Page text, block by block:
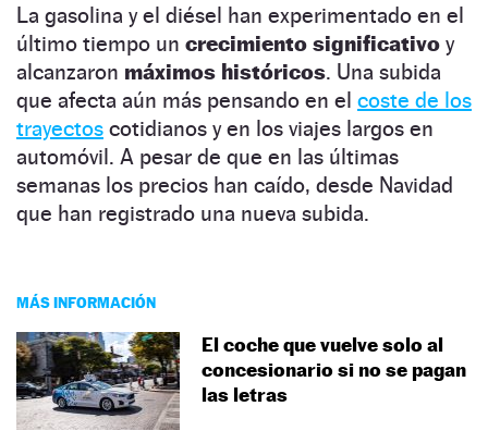
La gasolina y el diésel han experimentado en el
último tiempo un crecimiento significativo y
alcanzaron máximos históricos. Una subida
que afecta aún más pensando en el coste de los
trayectos cotidianos y en los viajes largos en
automóvil. A pesar de que en las últimas
semanas los precios han caído, desde Navidad
que han registrado una nueva subida.
MÁS INFORMACIÓN
El coche que vuelve solo al
concesionario si no se pagan
las letras